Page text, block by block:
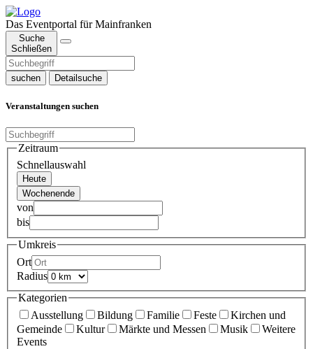
Das Eventportal für Mainfranken
Suche
Schließen
suchen Detailsuche
Veranstaltungen suchen
Zeitraum
Schnellauswahl
Heute
Wochenende
von
bis
Umkreis
Ort
Radius
Kategorien
Ausstellung
Bildung Familie Feste
Kirchen und
Gemeinde
Kultur Märkte und Messen Musik
Weitere
Events